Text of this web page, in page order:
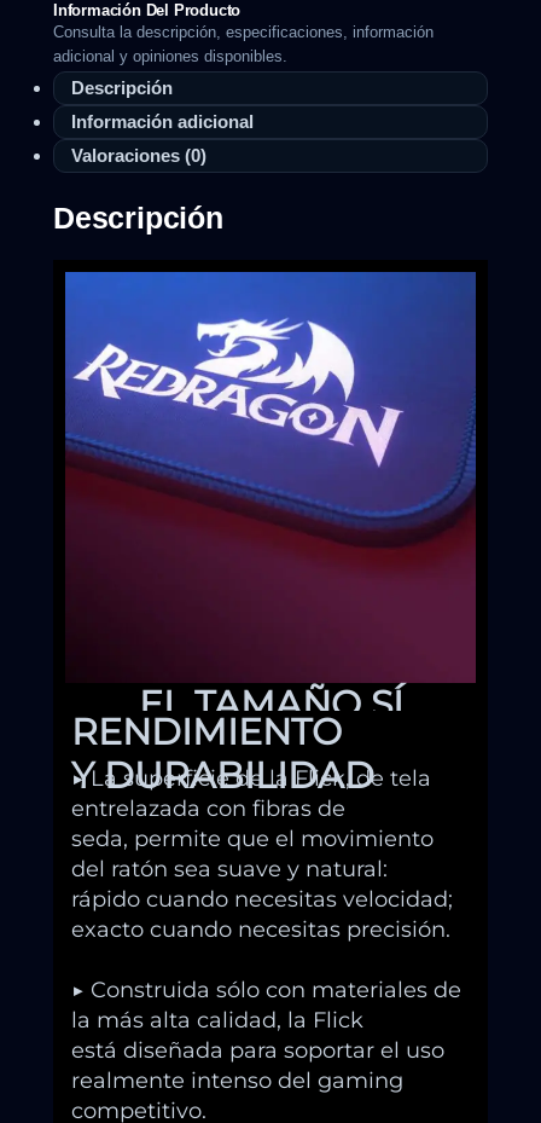
Información Del Producto
Consulta la descripción, especificaciones, información
adicional y opiniones disponibles.
Descripción
Información adicional
Valoraciones (0)
Descripción
EL TAMAÑO SÍ
IMPORTA
RENDIMIENTO
Y DURABILIDAD
▶ La superficie de la Flick, de tela
entrelazada con fibras de
seda, permite que el movimiento
del ratón sea suave y natural:
rápido cuando necesitas velocidad;
exacto cuando necesitas precisión.
▶ Construida sólo con materiales de
la más alta calidad, la Flick
está diseñada para soportar el uso
realmente intenso del gaming
competitivo.